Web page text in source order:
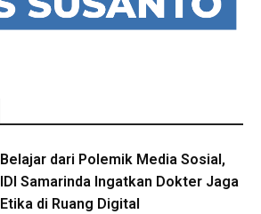
Belajar dari Polemik Media Sosial,
IDI Samarinda Ingatkan Dokter Jaga
Etika di Ruang Digital